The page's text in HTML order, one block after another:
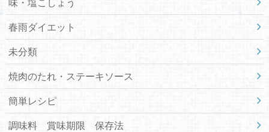
味・塩こしょう
春雨ダイエット
未分類
焼肉のたれ・ステーキソース
簡単レシピ
調味料 賞味期限 保存法